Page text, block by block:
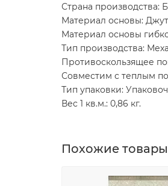
Страна производства:
Материал основы: Джут
Материал основы
Тип производства:
Противоскользящее
Совместим с теплым
Тип упаковки:
Вес 1 кв.м.: 0,86 кг.
Похожие товары